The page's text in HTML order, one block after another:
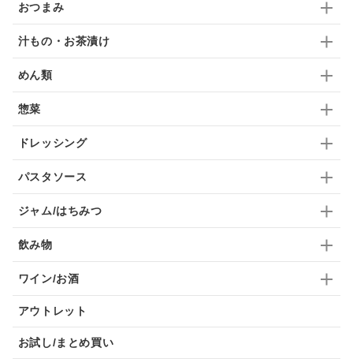
おつまみ
汁もの・お茶漬け
めん類
惣菜
ドレッシング
パスタソース
ジャム/はちみつ
飲み物
ワイン/お酒
アウトレット
お試し/まとめ買い